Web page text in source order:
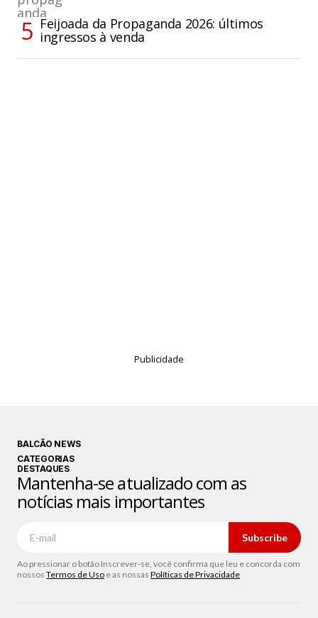
Feijoada da Propaganda 2026: últimos
ingressos à venda
Publicidade
BALCÃO NEWS
CATEGORIAS
DESTAQUES
Mantenha-se atualizado com as
notícias mais importantes
Subscribe
Ao pressionar o botão Inscrever-se, você confirma que leu e concorda com
nossos Termos de Uso e as nossas Políticas de Privacidade